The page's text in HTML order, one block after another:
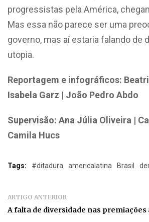
progressistas pela América,
Mas essa não parece ser uma
governo, mas aí estaria falando de
utopia.
Reportagem e infográficos:
Isabela Garz | João Pedro Abdo
Supervisão: Ana Júlia Oliveira |
Camila Hucs
Tags: #ditadura americalatina Brasil
ARTIGO ANTERIOR
A falta de diversidade nas premiações